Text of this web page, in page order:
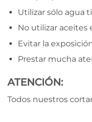
Utilizar sólo agua
No utilizar aceites
Evitar la
Prestar mucha
ATENCIÓN:
Todos nuestros